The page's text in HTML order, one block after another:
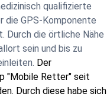
qualifizierte
die GPS-Komponente
Durch die örtliche Nähe
sein und bis zu
Der
"Mobile Retter" seit
Durch diese habe sich